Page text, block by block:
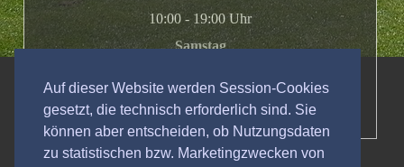
Auf dieser Website werden Session-Cookies
gesetzt, die technisch erforderlich sind. Sie
können aber entscheiden, ob Nutzungsdaten
zu statistischen bzw. Marketingzwecken von
10:00 - 19:00 Uhr
Samstag
bzw. nach Vereinbarung